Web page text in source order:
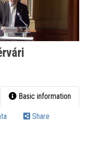
Basic information
Share